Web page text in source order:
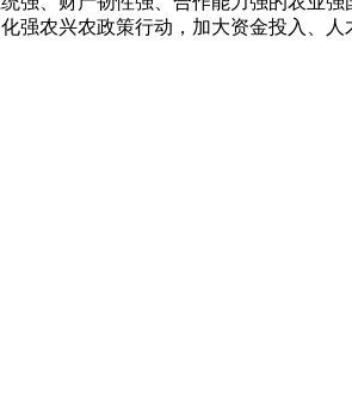
强农兴农政策行动，加大资金投入、